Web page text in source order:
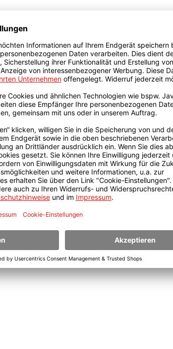
zu dokumentieren und zu kommunizieren.
in kürzester Zeit.
Mit SketchUp können Sie in allen
Nutzen Sie Extension
und intelligenter. Passen Sie
zur Verfügung indem Sie Berichte